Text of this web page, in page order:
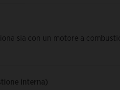
sia con un motore a
interna)